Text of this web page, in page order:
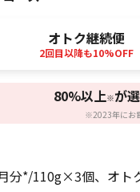
オトク継続便
2回目以降も10%OFF
80%以上※が
※2023年にお
分*/110g×3個、オト